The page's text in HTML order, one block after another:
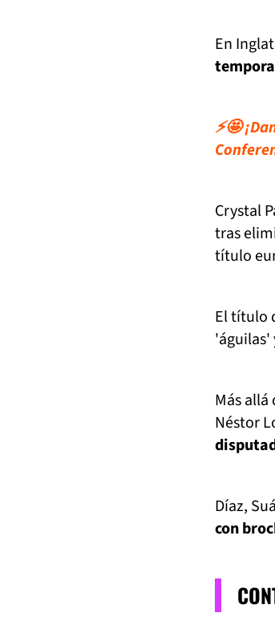
En
⚡🤩
Crystal
tras
título
El título
Más
Néstor
Díaz,
con